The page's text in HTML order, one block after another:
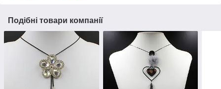
Подібні товари компанії